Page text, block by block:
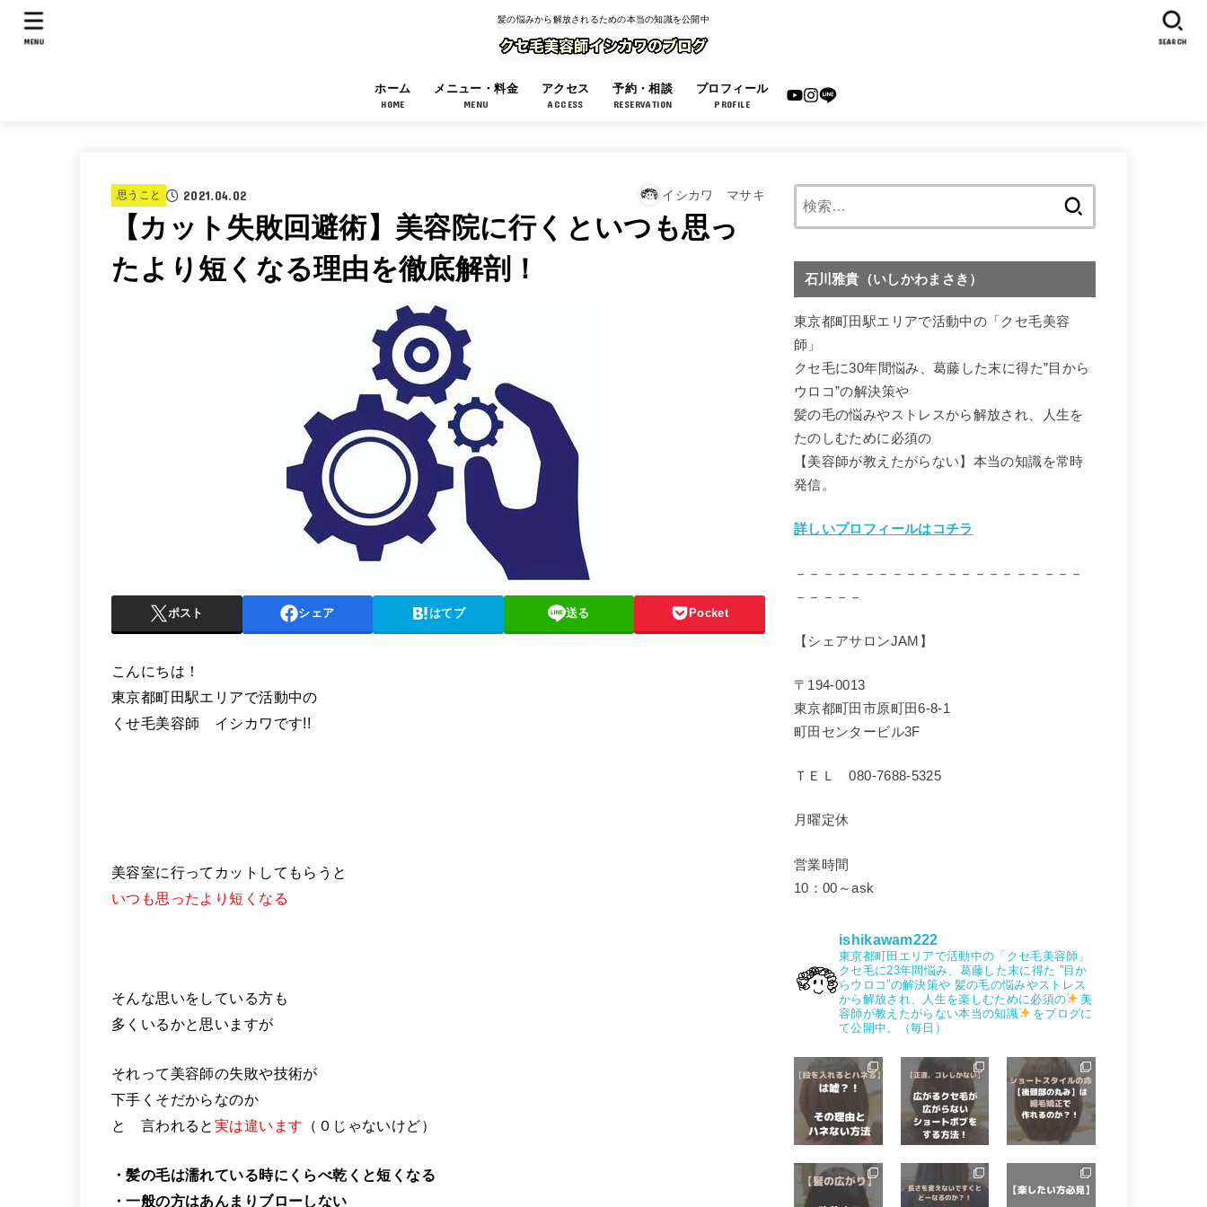
髪の悩みから解放されるための本当の知識を公開中
ホーム
HOME
メニュー・料金
MENU
アクセス
ACCESS
予約・相談
RESERVATION
プロフィール
PROFILE
SEARCH
MENU
思うこと 2021.04.02 イシカワ マサキ
【カット失敗回避術】美容院に行くといつも思っ
たより短くなる理由を徹底解剖！
ポスト シェア はてブ 送る Pocket
こんにちは！
東京都町田駅エリアで活動中の
くせ毛美容師 イシカワです!!
美容室に行ってカットしてもらうと
いつも思ったより短くなる
そんな思いをしている方も
多くいるかと思いますが
それって美容師の失敗や技術が
下手くそだからなのか
と 言われると 実は違います （０じゃないけど）
・髪の毛は濡れている時にくらべ乾くと短くなる
・一般の方はあんまりブローしない
石川雅貴（いしかわまさき）
東京都町田駅エリアで活動中の「クセ毛美容
師」
クセ毛に30年間悩み、葛藤した末に得た”目から
ウロコ”の解決策や
髪の毛の悩みやストレスから解放され、人生を
たのしむために必須の
【美容師が教えたがらない】本当の知識を常時
発信。
詳しいプロフィールはコチラ
－－－－－－－－－－－－－－－－－－－－－
－－－－－
【シェアサロンJAM】
〒194-0013
東京都町田市原町田6-8-1
町田センタービル3F
ＴＥＬ 080-7688-5325
月曜定休
営業時間
10：00～ask
ishikawam222
東京都町田エリアで活動中の「クセ毛美容師」
クセ毛に23年間悩み、葛藤した末に得た ”目か
らウロコ”の解決策や 髪の毛の悩みやストレス
から解放され、人生を楽しむために必須の
美
容師が教えたがらない本当の知識
をブログに
て公開中。（毎日）